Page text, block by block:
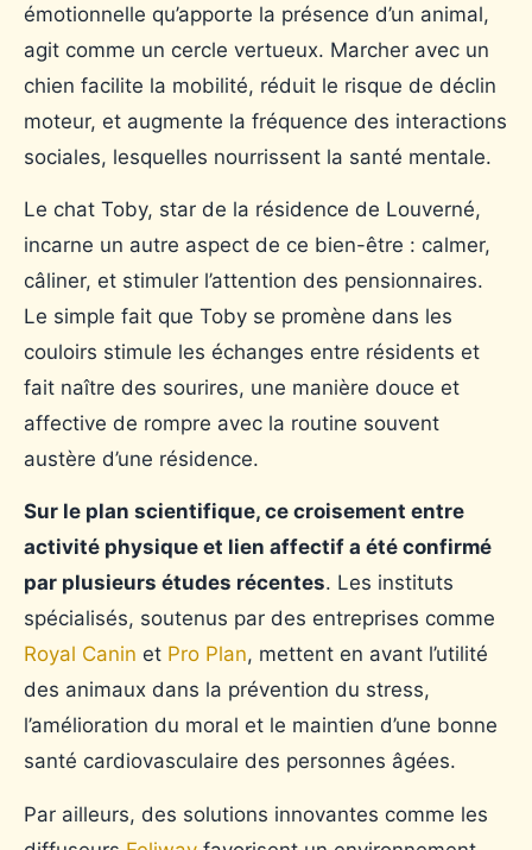
émotionnelle qu’apporte la présence d’un animal,
agit comme un cercle vertueux. Marcher avec un
chien facilite la mobilité, réduit le risque de déclin
moteur, et augmente la fréquence des interactions
sociales, lesquelles nourrissent la santé mentale.
Le chat Toby, star de la résidence de Louverné,
incarne un autre aspect de ce bien-être : calmer,
câliner, et stimuler l’attention des pensionnaires.
Le simple fait que Toby se promène dans les
couloirs stimule les échanges entre résidents et
fait naître des sourires, une manière douce et
affective de rompre avec la routine souvent
austère d’une résidence.
Sur le plan scientifique, ce croisement entre
activité physique et lien affectif a été confirmé
par plusieurs études récentes. Les instituts
spécialisés, soutenus par des entreprises comme
Royal Canin et Pro Plan, mettent en avant l’utilité
des animaux dans la prévention du stress,
l’amélioration du moral et le maintien d’une bonne
santé cardiovasculaire des personnes âgées.
Par ailleurs, des solutions innovantes comme les